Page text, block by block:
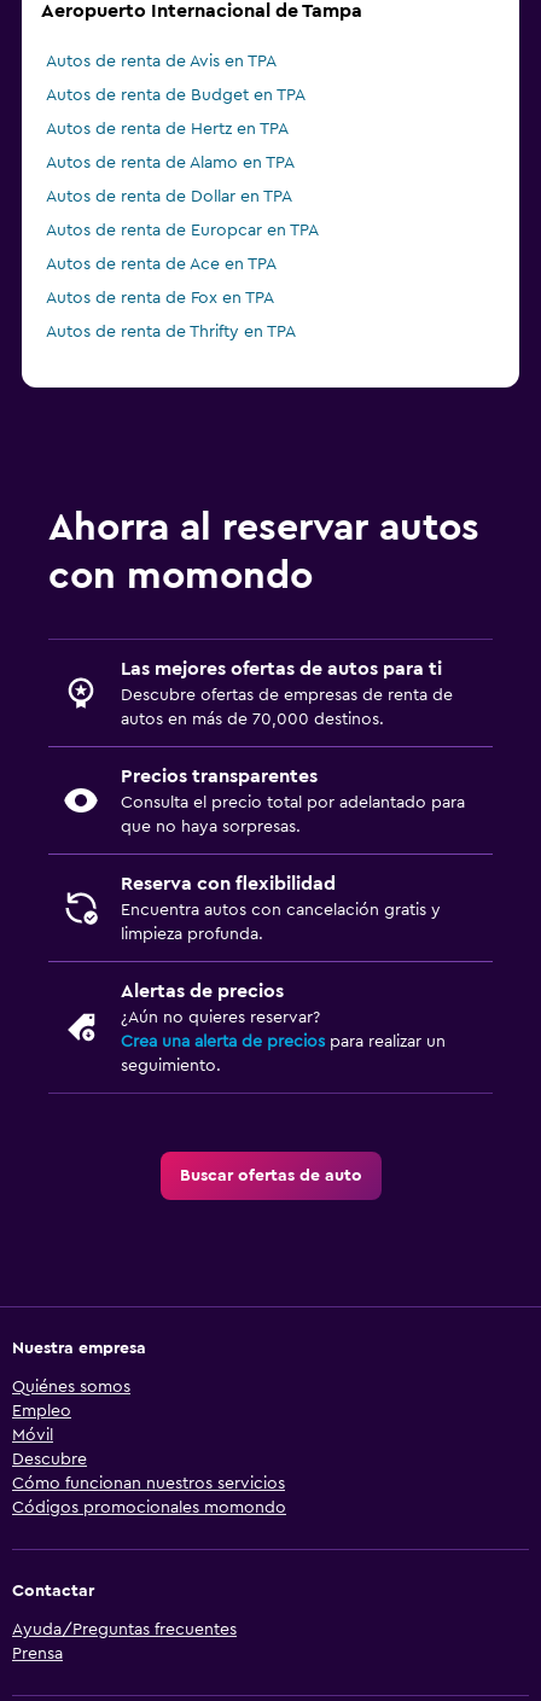
Aeropuerto Internacional de Tampa
Autos de renta de Avis en TPA
Autos de renta de Budget en TPA
Autos de renta de Hertz en TPA
Autos de renta de Alamo en TPA
Autos de renta de Dollar en TPA
Autos de renta de Europcar en TPA
Autos de renta de Ace en TPA
Autos de renta de Fox en TPA
Autos de renta de Thrifty en TPA
Ahorra al reservar autos
con momondo
Las mejores ofertas de autos para ti
Descubre ofertas de empresas de renta de
autos en más de 70,000 destinos.
Precios transparentes
Consulta el precio total por adelantado para
que no haya sorpresas.
Reserva con flexibilidad
Encuentra autos con cancelación gratis y
limpieza profunda.
Alertas de precios
¿Aún no quieres reservar?
Crea una alerta de precios para realizar un
seguimiento.
Buscar ofertas de auto
Nuestra empresa
Quiénes somos
Empleo
Móvil
Descubre
Cómo funcionan nuestros servicios
Códigos promocionales momondo
Contactar
Ayuda/Preguntas frecuentes
Prensa